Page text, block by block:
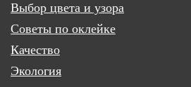
Выбор цвета и узора
Советы по оклейке
Качество
Экология